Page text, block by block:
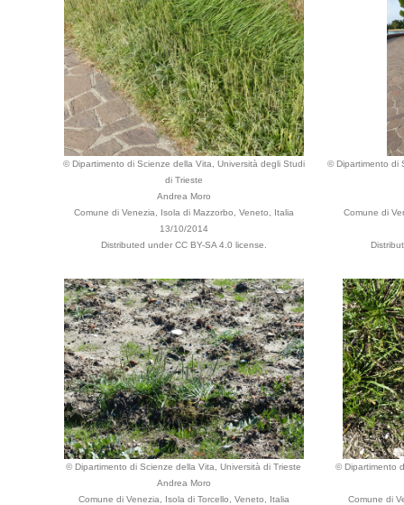
© Dipartimento di Scienze della Vita, Università degli Studi
di Trieste
Andrea Moro
Comune di Venezia, Isola di Mazzorbo, Veneto, Italia
13/10/2014
Distributed under CC BY-SA 4.0 license.
© Dipartimento di
Comune di
© Dipartimento di Scienze della Vita, Università di Trieste
Andrea Moro
Comune di Venezia, Isola di Torcello, Veneto, Italia
© Dipartimento
Comune di